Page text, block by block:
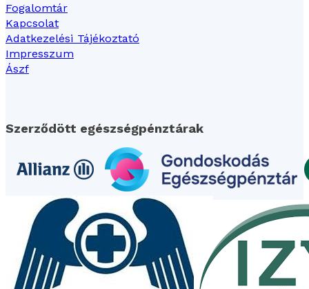
Fogalomtár
Kapcsolat
Adatkezelési Tájékoztató
Impresszum
Ászf
Szerződött egészségpénztárak